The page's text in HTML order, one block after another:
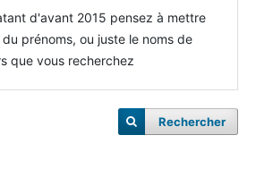
d'avant 2015 pensez à mettre
prénoms, ou juste le noms de
que vous recherchez
Rechercher